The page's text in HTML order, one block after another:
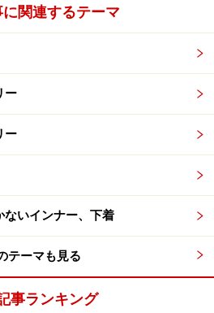
に関連するテーマ
ー
ー
ないインナー、下着
テーマも見る
事ランキング